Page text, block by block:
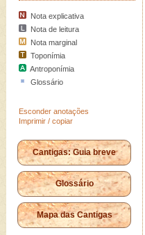
Nota explicativa
Nota de leitura
Nota marginal
Toponímia
Antroponímia
Glossário
Esconder anotações
Imprimir / copiar
Cantigas: Guia breve
Glossário
Mapa das Cantigas